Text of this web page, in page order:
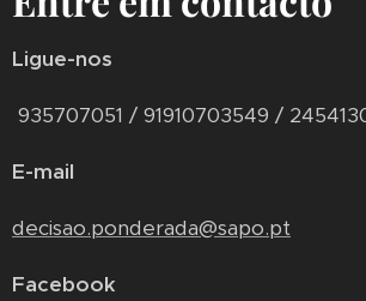
Ligue-nos
935707051 / 91910703549 /
E-mail
decisao.ponderada@sapo.pt
Facebook